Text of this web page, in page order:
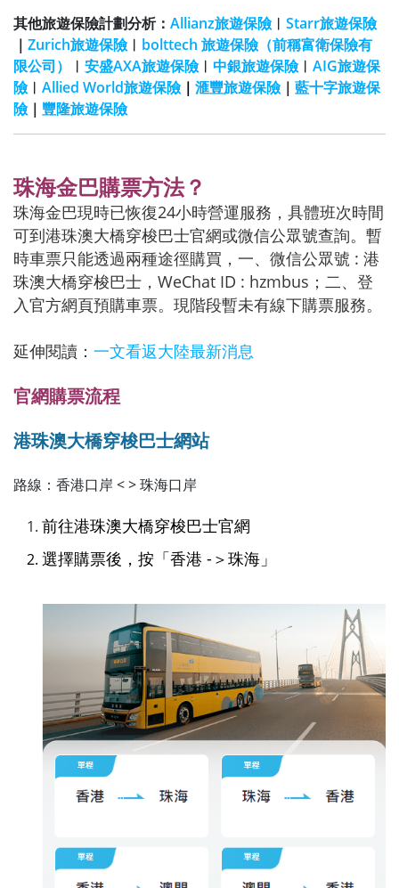
其他旅遊保險計劃分析： Allianz旅遊保險 ︱ Starr旅遊保險
｜ Zurich旅遊保險 ︱ bolttech 旅遊保險（前稱富衛保險有
限公司）
︱ 安盛AXA旅遊保險 ︱ 中銀旅遊保險 ︱ AIG旅遊保
險 ︱ Allied World旅遊保險 ｜ 滙豐旅遊保險 ｜ 藍十字旅遊保
險 ｜ 豐隆旅遊保險
珠海金巴購票方法？
珠海金巴現時已恢復24小時營運服務，具體班次時間
可到港珠澳大橋穿梭巴士官網或微信公眾號查詢。暫
時車票只能透過兩種途徑購買，一、微信公眾號 : 港
珠澳大橋穿梭巴士，WeChat ID : hzmbus；二、登
入官方網頁預購車票。現階段暫未有線下購票服務。
延伸閱讀： 一文看返大陸最新消息
官網購票流程
港珠澳大橋穿梭巴士網站
路線：香港口岸 < > 珠海口岸
前往港珠澳大橋穿梭巴士官網
選擇購票後，按「香港 -＞珠海」